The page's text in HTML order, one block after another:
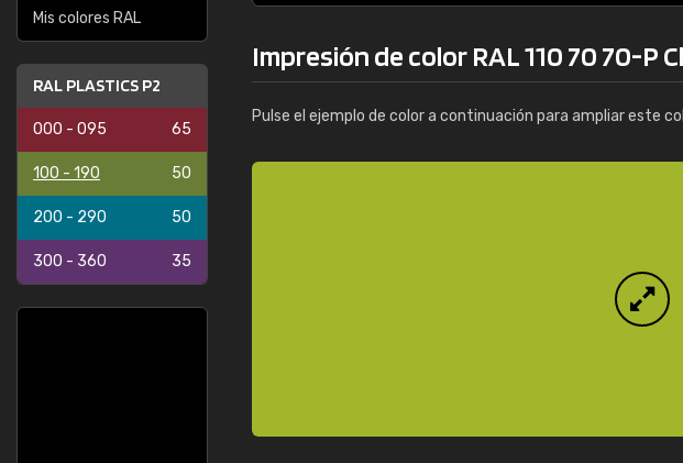
Mis colores RAL
RAL PLASTICS P2
000 - 095 65
100 - 190 50
200 - 290 50
300 - 360 35
Impresión de color RAL 110 70 70-P
Pulse el ejemplo de color a continuación para ampliar este